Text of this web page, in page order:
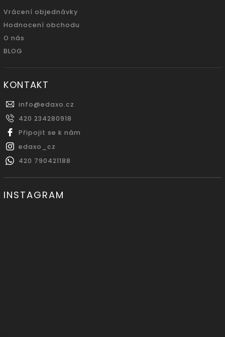
Vrácení objednávky
Hodnocení obchodu
O nás
BLOG
KONTAKT
info@edaxo.cz
420 234280918
Připojit se k nám
edaxo_cz
420 790421188
INSTAGRAM